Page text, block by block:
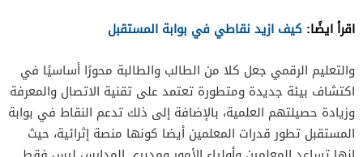
اقرأ ايضًا: كيف ازيد نقاطي في بوابة المستقبل
والتعليم الرقمي جعل كلا من الطالب والطالبة محورًا أساسيًا في
اكتشاف بيئة جديدة ومتطورة تعتمد على تقنية الاتصال والمعرفة
وزيادة حصيلتهم العلمية، بالإضافة إلى ذلك تدعم النقاط في بوابة
المستقبل تطور قدرات المعلمين أيضا كونها منصة إثرائية، حيث